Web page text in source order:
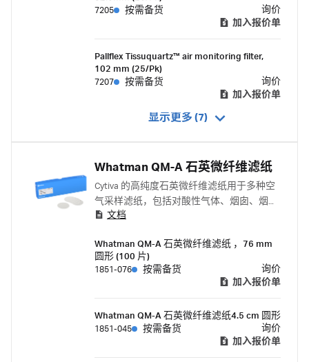
7205
按需备货
询价
加入报价单
Pallflex Tissuquartz™ air monitoring filter,
102 mm (25/Pk)
7207
按需备货
询价
加入报价单
显示更多 (7)
Whatman QM-A 石英微纤维滤纸
Cytiva 的高纯度石英微纤维滤纸用于多种空
气采样滤纸，包括对酸性气体、烟囱、烟道
和气溶胶的采样。这些过滤纸适用于 PM-10
文档
Whatman QM-A 石英微纤维滤纸 ，76 mm
圆形 (100 片)
1851-076
按需备货
询价
加入报价单
Whatman QM-A 石英微纤维滤纸4.5 cm 圆形
1851-045
按需备货
询价
加入报价单